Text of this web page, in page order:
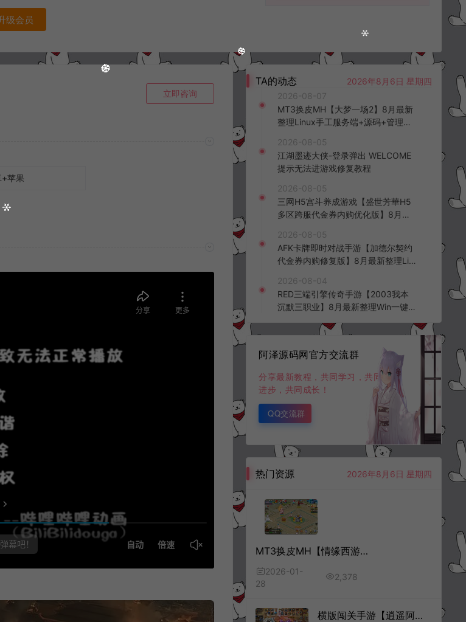
级会员
立即咨询
苹果
TA的动态
2026年8月6日 星期四
2026-08-07
MT3换皮MH【大梦一场2】8月最新
整理Linux手工服务端+源码+管理后
频教程
2026-08-05
江湖墨迹大侠-登录弹出 WELCOME
提示无法进游戏修复教程
2026-08-05
三网H5宫斗养成游戏【盛世芳華H5
多区跨服代金券内购优化版】8月最
台+全资源安卓+详细搭建教程+视频
教程
2026-08-05
AFK卡牌即时对战手游【加德尔契约
代金券内购修复版】8月最新整理Lin
K授权后台+安卓苹果双端+详细搭建
教程+视频教程
2026-08-04
RED三端引擎传奇手游【2003我本
沉默三职业】8月最新整理Win一键
阿泽源码网官方交流群
分享最新教程，共同学习，共同
进步，共同成长！
QQ交流群
热门资源 2026年8月6日 星期四
MT3换皮MH【情缘西游尊享挂机版】1月最新整理Linux手工服务端+源码+管理后台+安卓苹果双端+详细搭建教程+视频教程
2026-01-
28
2,378
横版闯关手游【逍遥阿拉德原修复端】2月最新整理Linux手工服务端+原修复配套中文表+总后台+GM授权后台+安卓苹果双端+详细搭建教程